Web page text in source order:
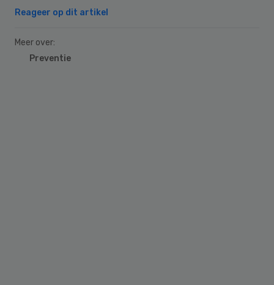
Reageer op dit artikel
Meer over:
Preventie